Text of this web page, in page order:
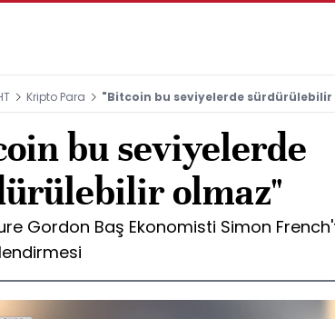
Kripto Para "Bitcoin bu seviyelerde sürdürülebilir
bu seviyelerde
olmaz"
Gordon Baş Ekonomisti Simon